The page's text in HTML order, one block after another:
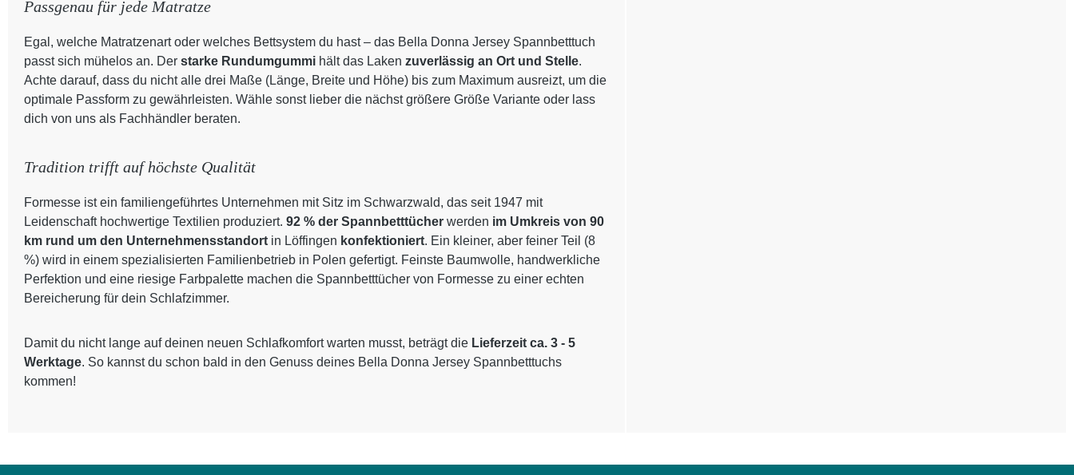
Passgenau für jede Matratze
Egal, welche Matratzenart oder welches Bettsystem du hast – das Bella Donna Jersey Spannbetttuch
passt sich mühelos an. Der starke Rundumgummi hält das Laken zuverlässig an Ort und Stelle.
Achte darauf, dass du nicht alle drei Maße (Länge, Breite und Höhe) bis zum Maximum ausreizt, um die
optimale Passform zu gewährleisten. Wähle sonst lieber die nächst größere Größe Variante oder lass
dich von uns als Fachhändler beraten.
Tradition trifft auf höchste Qualität
Formesse ist ein familiengeführtes Unternehmen mit Sitz im Schwarzwald, das seit 1947 mit
Leidenschaft hochwertige Textilien produziert. 92 % der Spannbetttücher werden im Umkreis von 90
km rund um den Unternehmensstandort in Löffingen konfektioniert. Ein kleiner, aber feiner Teil (8
%) wird in einem spezialisierten Familienbetrieb in Polen gefertigt. Feinste Baumwolle, handwerkliche
Perfektion und eine riesige Farbpalette machen die Spannbetttücher von Formesse zu einer echten
Bereicherung für dein Schlafzimmer.
Damit du nicht lange auf deinen neuen Schlafkomfort warten musst, beträgt die Lieferzeit ca. 3 - 5
Werktage. So kannst du schon bald in den Genuss deines Bella Donna Jersey Spannbetttuchs
kommen!